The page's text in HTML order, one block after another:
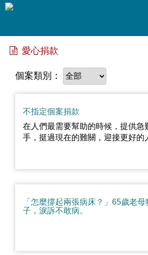
愛心捐款
個案類別：
不指定個案捐款
在人們最需要幫助的時候，提供急
手，挺過現在的難關，迎接更好的
「怎麼撐起兩張病床？」65歲老
子，淚訴不敢病。